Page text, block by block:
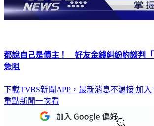
都說自己是債主！ 好友金錢糾紛約談判
急阻
下載TVBS新聞APP，最新消息不漏接 加入
重點新聞一次看